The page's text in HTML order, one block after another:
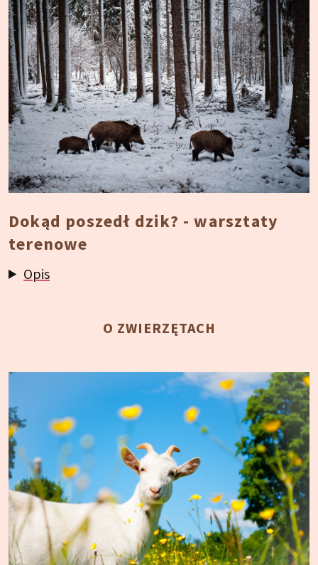
Dokąd poszedł dzik? - warsztaty
terenowe
Opis
O ZWIERZĘTACH